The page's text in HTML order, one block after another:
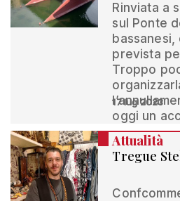
Rinviata a
sul Ponte
bassanesi,
prevista
Troppo
oggi un
17 lug 2023
Attualità
Tregue